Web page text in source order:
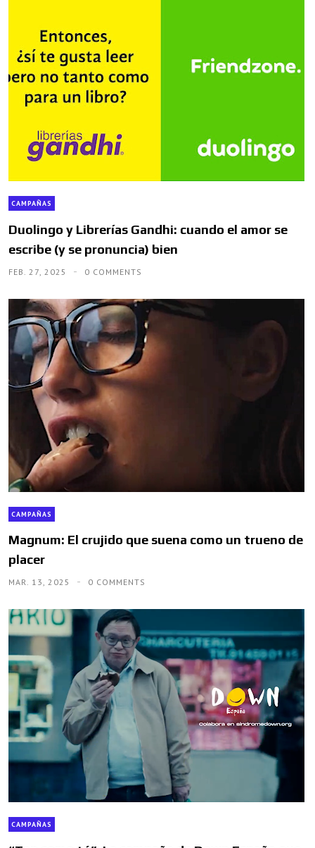
CAMPAÑAS
Duolingo y Librerías Gandhi: cuando el amor se
escribe (y se pronuncia) bien
FEB. 27, 2025 0 COMMENTS
CAMPAÑAS
Magnum: El crujido que suena como un trueno de
placer
MAR. 13, 2025 0 COMMENTS
CAMPAÑAS